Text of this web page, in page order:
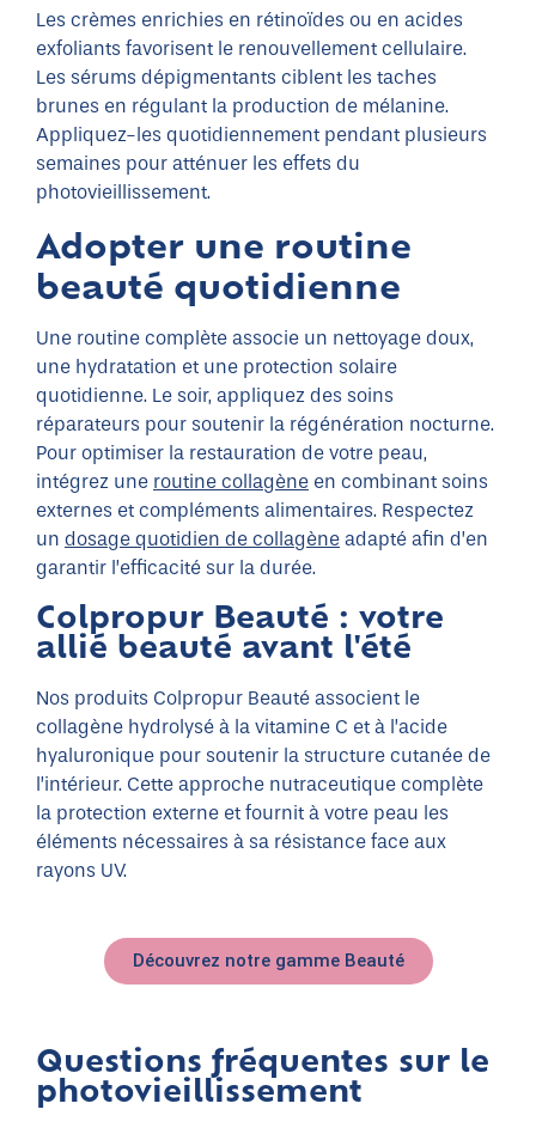
Les crèmes enrichies en rétinoïdes ou en acides
exfoliants favorisent le renouvellement cellulaire.
Les sérums dépigmentants ciblent les taches
brunes en régulant la production de mélanine.
Appliquez-les quotidiennement pendant plusieurs
semaines pour atténuer les effets du
photovieillissement.
Adopter une routine
beauté quotidienne
Une routine complète associe un nettoyage doux,
une hydratation et une protection solaire
quotidienne. Le soir, appliquez des soins
réparateurs pour soutenir la régénération nocturne.
Pour optimiser la restauration de votre peau,
intégrez une routine collagène en combinant soins
externes et compléments alimentaires. Respectez
un dosage quotidien de collagène adapté afin d’en
garantir l’efficacité sur la durée.
Colpropur Beauté : votre
allié beauté avant l'été
Nos produits Colpropur Beauté associent le
collagène hydrolysé à la vitamine C et à l’acide
hyaluronique pour soutenir la structure cutanée de
l’intérieur. Cette approche nutraceutique complète
la protection externe et fournit à votre peau les
éléments nécessaires à sa résistance face aux
rayons UV.
Découvrez notre gamme Beauté
Questions fréquentes sur le
photovieillissement